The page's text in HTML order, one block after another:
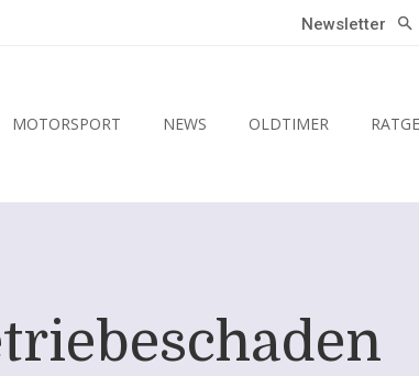
Newsletter
MOTORSPORT NEWS OLDTIMER